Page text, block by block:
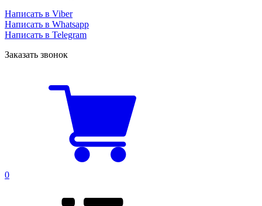
Написать в Viber
Написать в Whatsapp
Написать в Telegram
Заказать звонок
0